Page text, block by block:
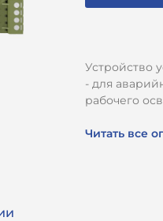
Устройство
- для
рабочего
Читать все